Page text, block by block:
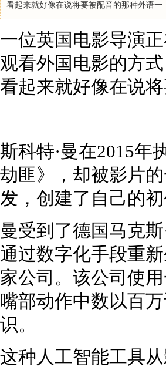
看起来就好像在说将要被配音的那种外语一
一位英国电影导演
观看外国电影的方
看起来就好像在说
斯科特·曼在2015年
劫匪》，却被影片
发，创建了自己的初
曼受到了德国马克
通过数字化手段重
家公司。该公司使
嘴部动作中数以百
识。
这种人工智能工具